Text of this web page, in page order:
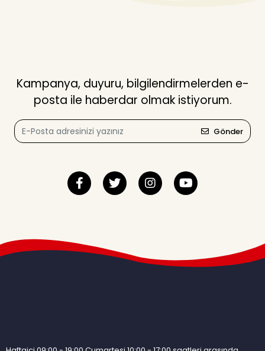
Kampanya, duyuru, bilgilendirmelerden e-
posta ile haberdar olmak istiyorum.
Gönder